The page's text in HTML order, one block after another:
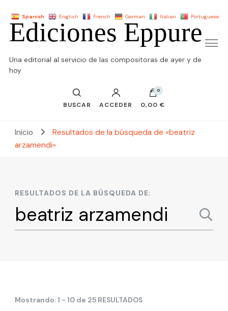
Ediciones Eppure
Una editorial al servicio de las compositoras de ayer y de
hoy
BUSCAR ACCEDER
0
0,00 €
Inicio
Resultados de la búsqueda de «beatriz
arzamendi»
RESULTADOS DE LA BÚSQUEDA DE:
Buscar:
Mostrando: 1 - 10 de 25 RESULTADOS
Spanish English French German Italian Portuguese